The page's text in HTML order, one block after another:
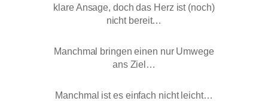
klare Ansage, doch das Herz ist (noch)
nicht bereit…
Manchmal bringen einen nur Umwege
ans Ziel…
Manchmal ist es einfach nicht leicht…